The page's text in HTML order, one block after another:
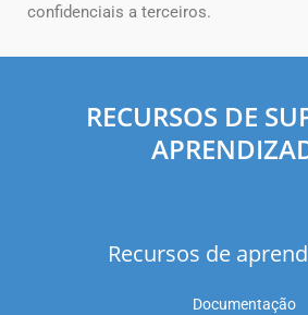
confidenciais a terceiros.
RECURSOS DE
Recursos de
Documentação